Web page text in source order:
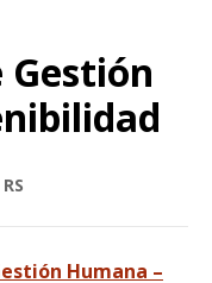
Humana –